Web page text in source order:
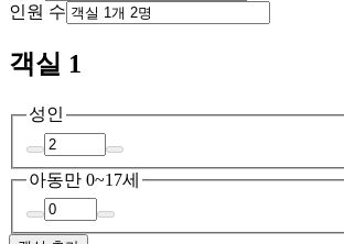
인원 수
객실 1
성인
아동만 0~17세